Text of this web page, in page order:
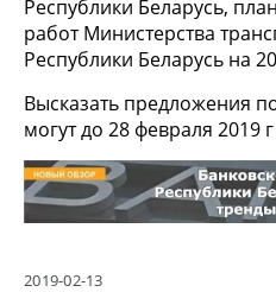
Республики Беларусь,
работ Министерства
Республики Беларусь на
Высказать предложения
могут до 28 февраля 2019
2019-02-13